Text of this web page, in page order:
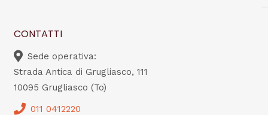
CONTATTI
Sede operativa:
Strada Antica di Grugliasco, 111
10095 Grugliasco (To)
011 0412220